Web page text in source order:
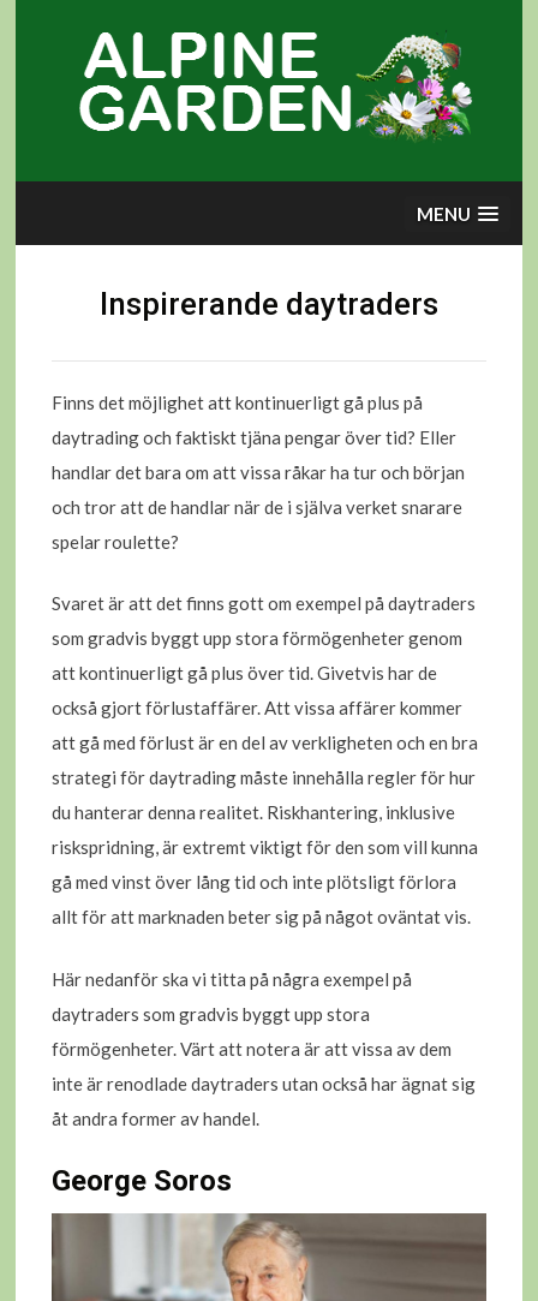
MENU
Inspirerande daytraders
Finns det möjlighet att kontinuerligt gå plus på
daytrading och faktiskt tjäna pengar över tid? Eller
handlar det bara om att vissa råkar ha tur och början
och tror att de handlar när de i själva verket snarare
spelar roulette?
Svaret är att det finns gott om exempel på daytraders
som gradvis byggt upp stora förmögenheter genom
att kontinuerligt gå plus över tid. Givetvis har de
också gjort förlustaffärer. Att vissa affärer kommer
att gå med förlust är en del av verkligheten och en bra
strategi för daytrading måste innehålla regler för hur
du hanterar denna realitet. Riskhantering, inklusive
riskspridning, är extremt viktigt för den som vill kunna
gå med vinst över lång tid och inte plötsligt förlora
allt för att marknaden beter sig på något oväntat vis.
Här nedanför ska vi titta på några exempel på
daytraders som gradvis byggt upp stora
förmögenheter. Värt att notera är att vissa av dem
inte är renodlade daytraders utan också har ägnat sig
åt andra former av handel.
George Soros